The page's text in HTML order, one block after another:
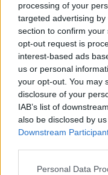
processing of your
targeted advertising
section to confirm
opt-out request is
interest-based ads
us or personal
your opt-out. You may
disclosure of your
IAB’s list of
also be disclosed by
Downstream
Please note that this
Personal Data